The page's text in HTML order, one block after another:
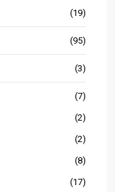
(19)
(95)
(3)
(7)
(2)
(2)
(8)
(17)